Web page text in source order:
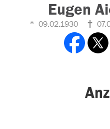
Eugen
09.02.1930